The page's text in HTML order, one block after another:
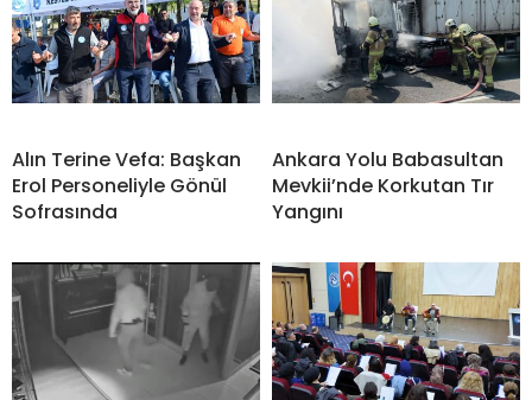
Alın Terine Vefa: Başkan
Erol Personeliyle Gönül
Sofrasında
Ankara Yolu Babasultan
Mevkii’nde Korkutan Tır
Yangını